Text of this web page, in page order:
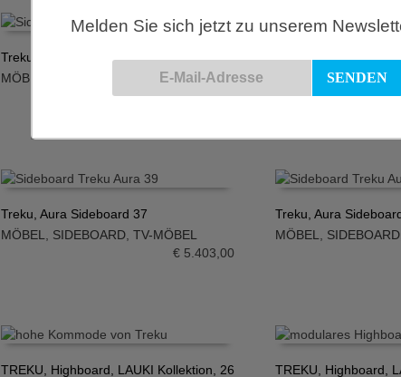
IN DEN WARENKORB
Treku, Aura Konsole 56
MÖBEL
REGALE & AUFBEWAHRUNG
€2.695,00
IN DEN WARENKORB
Treku, Aura Konsole 6
REGALE &
SIDEBOARD
IN DEN WARENKORB
Treku, Aura Sideboard 37
MÖBEL
SIDEBOARD ,TV-MÖBEL
€ 5.403,00
IN DEN WARENKORB
Treku, Aura
MÖBEL
SIDEBOARD,
TREKU, Highboard, LAUKI Kollektion, 26
TREKU, Highboard,
Melden Sie sich jetzt zu unserem